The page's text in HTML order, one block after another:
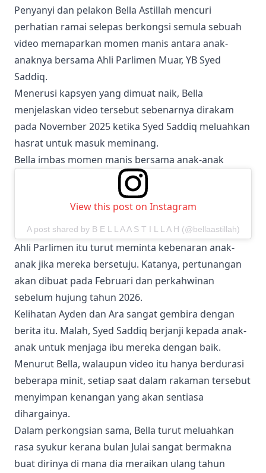
Penyanyi dan pelakon Bella Astillah mencuri
perhatian ramai selepas berkongsi semula sebuah
video memaparkan momen manis antara anak-
anaknya bersama Ahli Parlimen Muar, YB Syed
Saddiq.
Menerusi kapsyen yang dimuat naik, Bella
menjelaskan video tersebut sebenarnya dirakam
pada November 2025 ketika Syed Saddiq meluahkan
hasrat untuk masuk meminang.
Bella imbas momen manis bersama anak-anak
View this post on Instagram
A post shared by B E L L A A S T I L L A H (@bellaastillah)
Ahli Parlimen itu turut meminta kebenaran anak-
anak jika mereka bersetuju. Katanya, pertunangan
akan dibuat pada Februari dan perkahwinan
sebelum hujung tahun 2026.
Kelihatan Ayden dan Ara sangat gembira dengan
berita itu. Malah, Syed Saddiq berjanji kepada anak-
anak untuk menjaga ibu mereka dengan baik.
Menurut Bella, walaupun video itu hanya berdurasi
beberapa minit, setiap saat dalam rakaman tersebut
menyimpan kenangan yang akan sentiasa
dihargainya.
Dalam perkongsian sama, Bella turut meluahkan
rasa syukur kerana bulan Julai sangat bermakna
buat dirinya di mana dia meraikan ulang tahun